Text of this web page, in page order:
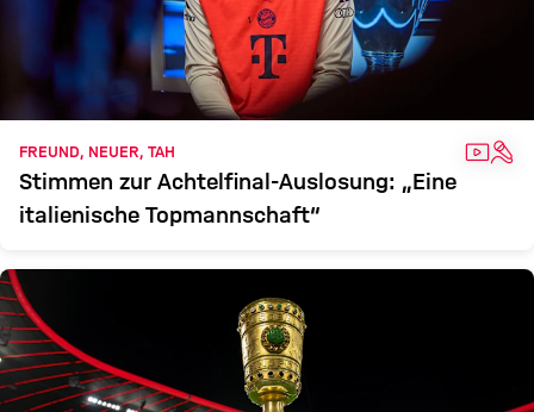
FREUND, NEUER, TAH VIDEO
Stimmen zur Achtelfinal-Auslosung: „Eine
italienische Topmannschaft“